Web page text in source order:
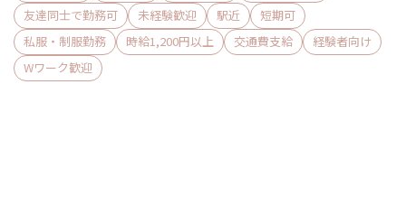
ノルマや営業行為の強要、深夜1時を過ぎての残業は一切あり
ません！
友達同士で勤務可
未経験歓迎 駅近
短期可
私服・制服勤務
時給1,200円以上 交通費支給
経験者向け
Wワーク歓迎